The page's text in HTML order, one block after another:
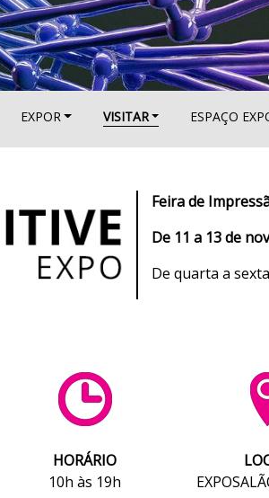
EXPOR VISITAR ESPAÇO
Feira de I
De 11 a 13 de
De quarta a
HORÁRIO
10h às 19h